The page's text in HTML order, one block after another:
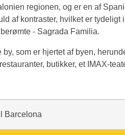
regionen, og er en af
af kontraster, hvilket er
- Sagrada Familia.
som er hjertet af byen,
butikker, et IMAX-
Barcelona